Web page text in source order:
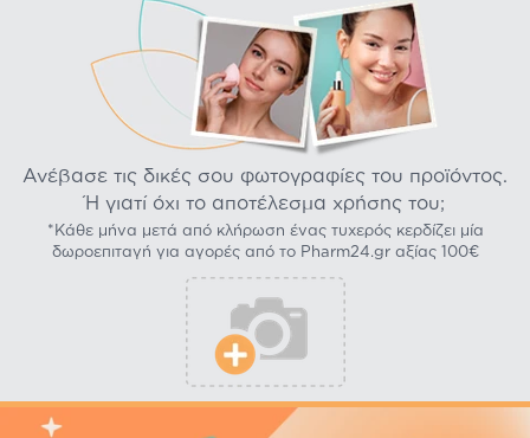
Ανέβασε τις δικές σου φωτογραφίες του προϊόντος.
Ή γιατί όχι το αποτέλεσμα χρήσης του;
*Κάθε μήνα μετά από κλήρωση ένας τυχερός κερδίζει μία
δωροεπιταγή για αγορές από το Pharm24.gr αξίας 100€